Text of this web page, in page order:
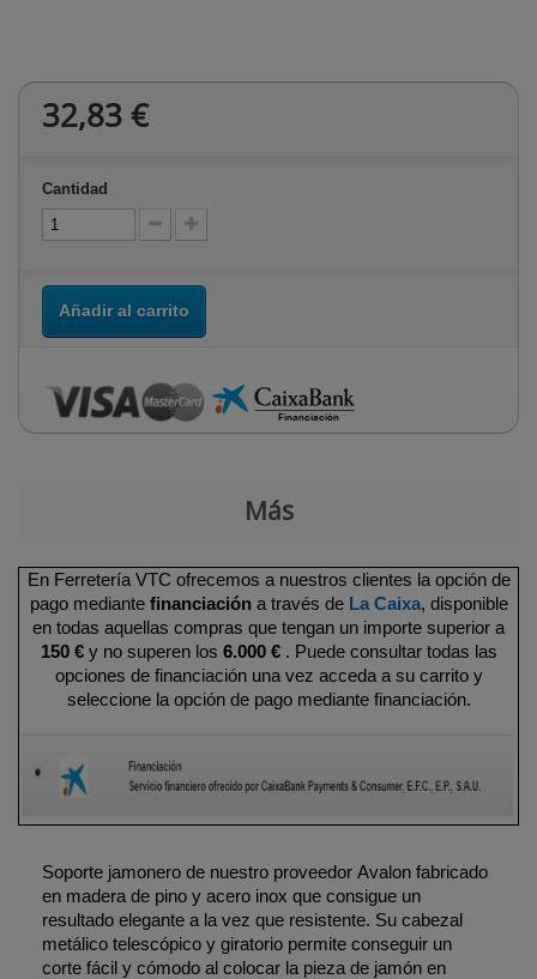
32,83 €
Cantidad
Añadir al carrito
Más
En Ferretería VTC ofrecemos a nuestros clientes la opción de
pago mediante financiacióna través de La Caixa, disponible
en todas aquellas compras que tengan un importe superior a
150 €y no superen los 6.000 €. Puede consultar todas las
opciones de financiación una vez acceda a su carrito y
seleccione la opción de pago mediante financiación.
Soporte jamonero de nuestro proveedor Avalon fabricado
en madera de pino y acero inox que consigue un
resultado elegante a la vez que resistente. Su cabezal
metálico telescópico y giratorio permite conseguir un
corte fácil y cómodo al colocar la pieza de jamón en